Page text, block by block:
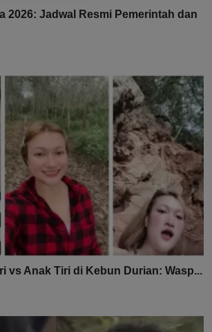
2026: Jadwal Resmi Pemerintah dan
vs Anak Tiri di Kebun Durian: Wasp...